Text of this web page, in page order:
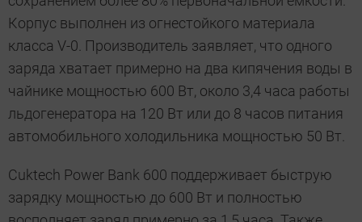
Корпус выполнен из огнестойкого материала
класса V-0. Производитель заявляет, что одного
заряда хватает примерно на два кипячения воды в
чайнике мощностью 600 Вт, около 3,4 часа работы
льдогенератора на 120 Вт или до 8 часов питания
автомобильного холодильника мощностью 50 Вт.
Cuktech Power Bank 600 поддерживает быструю
зарядку мощностью до 600 Вт и полностью